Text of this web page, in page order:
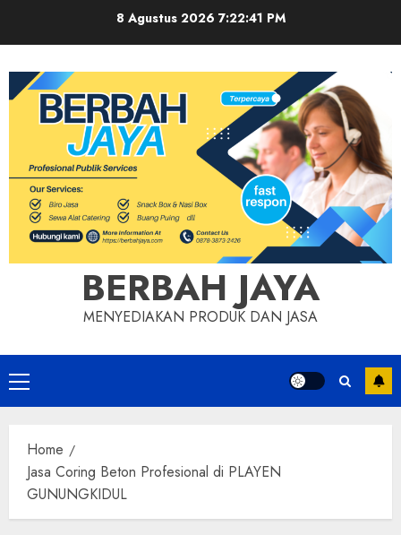
8 Agustus 2026 7:22:41 PM
BERBAH JAYA
MENYEDIAKAN PRODUK DAN JASA
Primary
Menu
Home
Jasa Coring Beton Profesional di PLAYEN
GUNUNGKIDUL